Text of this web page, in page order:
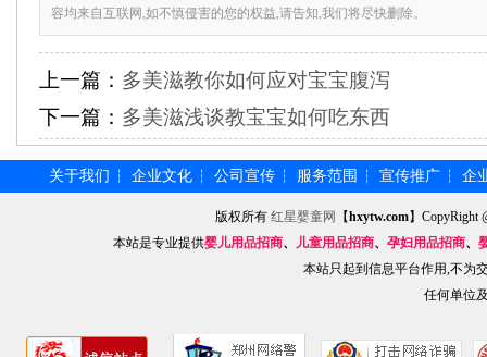
容均来自互联网,如不慎侵害的您的权益,请告知,我们将尽快删除。
上一篇： 多美滋教你如何应对宝宝腹泻
下一篇： 多美滋浅谈教宝宝如何吃东西
关于我们 ┆ 企业文化 ┆ 公司宣传 ┆ 服务范围 ┆ 宣传推广 ┆ 企
版权所有红星婴童网 【hxytw.com】CopyRight
本站是专业提供婴儿用品招商、 儿童用品招商、 孕妇用品招商、
本站只起到信息平台作用,不为
任何单位